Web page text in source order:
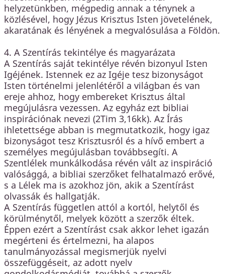
helyzetünkben, mégpedig annak a ténynek a
közlésével, hogy Jézus Krisztus Isten jövetelének,
akaratának és lényének a megvalósulása a Földön.
4. A Szentírás tekintélye és magyarázata
A Szentírás saját tekintélye révén bizonyul Isten
Igéjének. Istennek ez az Igéje tesz bizonyságot
Isten történelmi jelenlétéről a világban és van
ereje ahhoz, hogy embereket Krisztus által
megújulásra vezessen. Az egyház ezt bibliai
inspirációnak nevezi (2Tim 3,16kk). Az Írás
ihletettsége abban is megmutatkozik, hogy igaz
bizonyságot tesz Krisztusról és a hívő embert a
személyes megújulásban továbbsegíti. A
Szentlélek munkálkodása révén vált az inspiráció
valósággá, a bibliai szerzőket felhatalmazó erővé,
s a Lélek ma is azokhoz jön, akik a Szentírást
olvassák és hallgatják.
A Szentírás független attól a kortól, helytől és
körülménytől, melyek között a szerzők éltek.
Éppen ezért a Szentírást csak akkor lehet igazán
megérteni és értelmezni, ha alapos
tanulmányozással megismerjük nyelvi
összefüggéseit, az adott nyelv